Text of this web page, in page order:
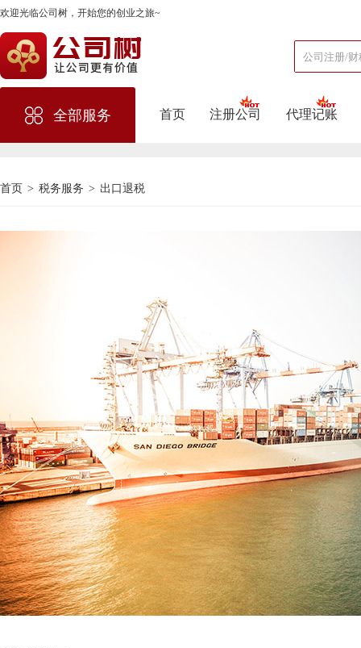
欢迎光临公司树，开始您的创业之旅~
全部服务 首页 注册公司 代理记账
首页 > 税务服务 > 出口退税